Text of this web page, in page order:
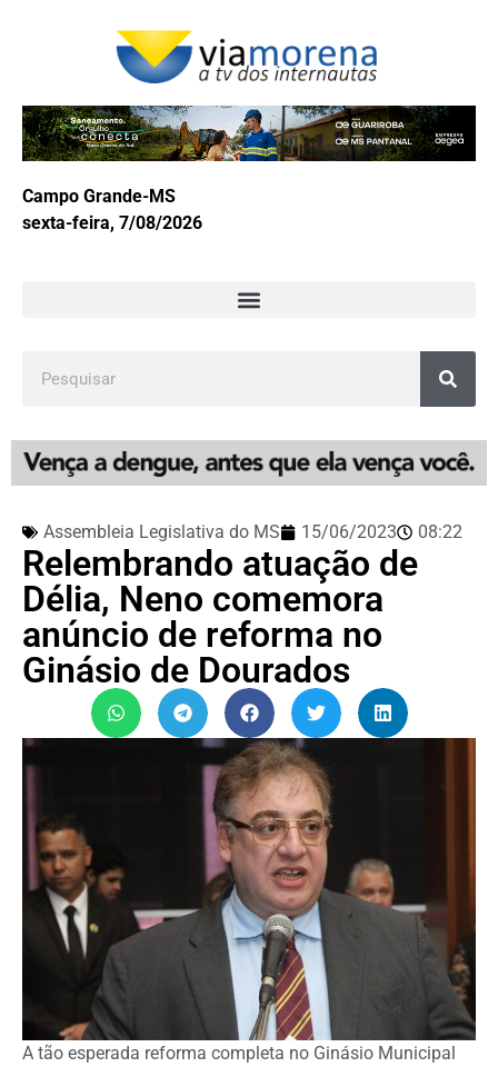
Campo Grande-MS
sexta-feira, 7/08/2026
Assembleia Legislativa do MS 15/06/2023 08:22
Relembrando atuação de
Délia, Neno comemora
anúncio de reforma no
Ginásio de Dourados
A tão esperada reforma completa no Ginásio Municipal